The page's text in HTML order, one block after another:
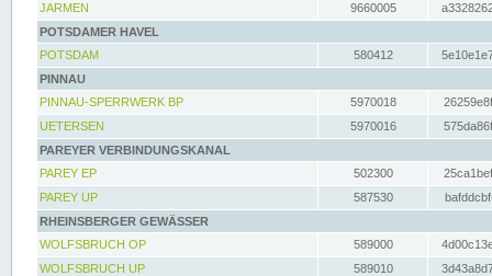
JARMEN
9660005
POTSDAMER HAVEL
POTSDAM
580412
PINNAU
PINNAU-SPERRWERK BP
5970018
UETERSEN
5970016
PAREYER VERBINDUNGSKANAL
PAREY EP
502300
PAREY UP
587530
RHEINSBERGER GEWÄSSER
WOLFSBRUCH OP
589000
WOLFSBRUCH UP
589010